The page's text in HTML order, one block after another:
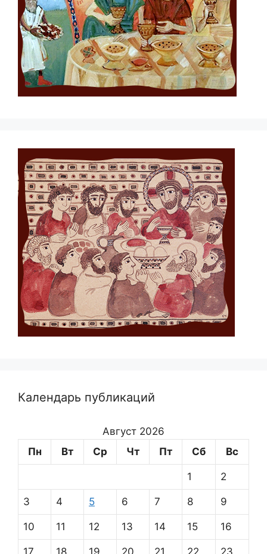
Календарь публикаций
Август 2026
Пн
Вт Ср Чт Пт Сб Вс
1 2
3 4 5 6 7 8 9
10 11 12 13 14 15 16